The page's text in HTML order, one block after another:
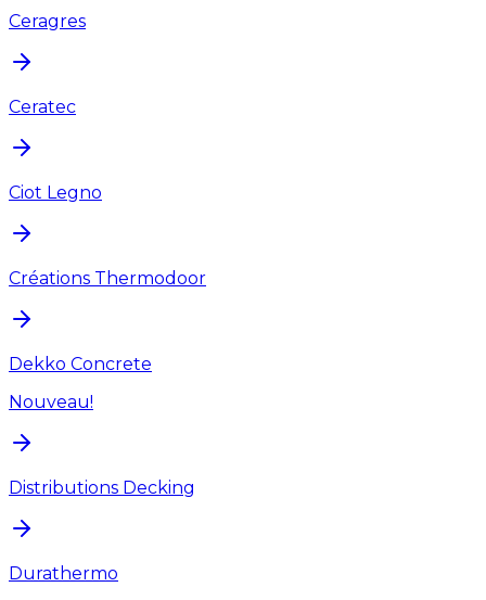
Ceragres
Ceratec
Ciot Legno
Créations Thermodoor
Dekko Concrete
Nouveau!
Distributions Decking
Durathermo